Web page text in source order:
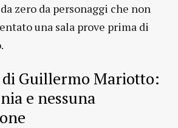
zero da personaggi che non
una sala prove prima di
di Guillermo Mariotto:
e nessuna